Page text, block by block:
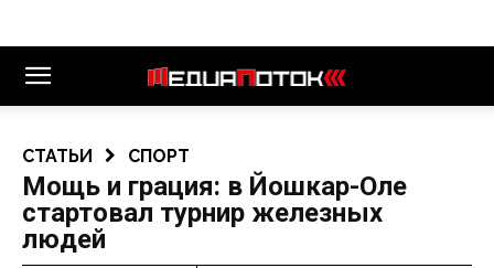
СТАТЬИ СПОРТ
Мощь и грация: в Йошкар-Оле
стартовал турнир железных
людей